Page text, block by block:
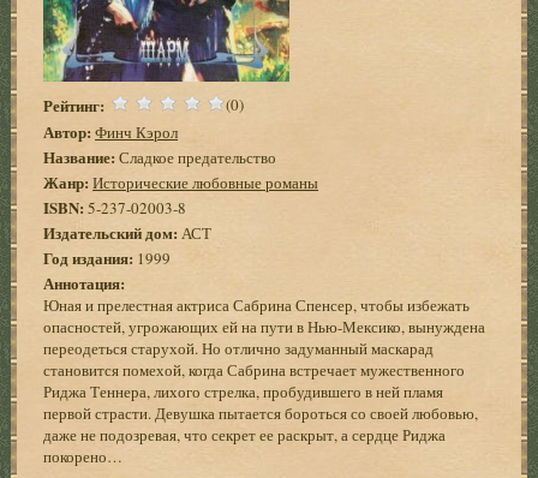
Рейтинг: (0)
Автор: Финч Кэрол
Название: Сладкое предательство
Жанр: Исторические любовные романы
ISBN: 5-237-02003-8
Издательский дом: АСТ
Год издания: 1999
Аннотация:
Юная и прелестная актриса Сабрина Спенсер, чтобы избежать
опасностей, угрожающих ей на пути в Нью-Мексико, вынуждена
переодеться старухой. Но отлично задуманный маскарад
становится помехой, когда Сабрина встречает мужественного
Риджа Теннера, лихого стрелка, пробудившего в ней пламя
первой страсти. Девушка пытается бороться со своей любовью,
даже не подозревая, что секрет ее раскрыт, а сердце Риджа
покорено…